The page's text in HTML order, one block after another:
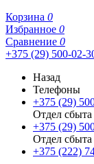
Корзина 0
Избранное 0
Сравнение 0
+375 (29) 500-02-
Назад
Телефоны
+375 (29)
Отдел сбыта
+375 (29)
Отдел сбыта
+375 (222)